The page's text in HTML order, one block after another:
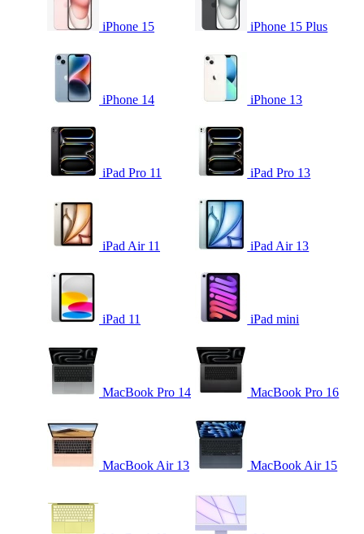
iPhone 15 iPhone 15 Plus
iPhone 14 iPhone 13
iPad Pro 11 iPad Pro 13
iPad Air 11 iPad Air 13
iPad 11 iPad mini
MacBook Pro 14 MacBook Pro 16
MacBook Air 13 MacBook Air 15